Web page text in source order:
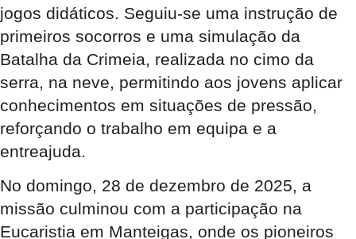
jogos didáticos. Seguiu-se uma instrução de
primeiros socorros e uma simulação da
Batalha da Crimeia, realizada no cimo da
serra, na neve, permitindo aos jovens aplicar
conhecimentos em situações de pressão,
reforçando o trabalho em equipa e a
entreajuda.
No domingo, 28 de dezembro de 2025, a
missão culminou com a participação na
Eucaristia em Manteigas, onde os pioneiros